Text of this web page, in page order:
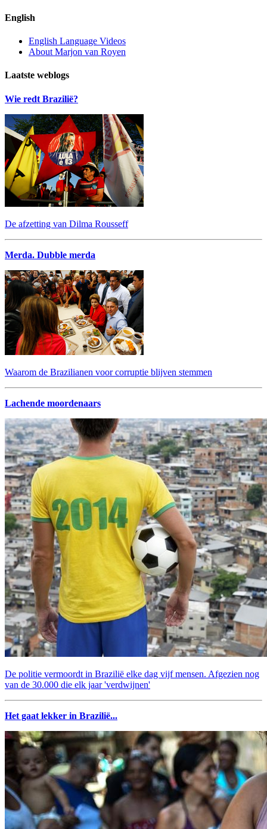
English
English Language Videos
About Marjon van Royen
Laatste weblogs
Wie redt Brazilië?
De afzetting van Dilma Rousseff
Merda. Dubble merda
Waarom de Brazilianen voor corruptie blijven stemmen
Lachende moordenaars
De politie vermoordt in Brazilië elke dag vijf mensen. Afgezien nog
van de 30.000 die elk jaar 'verdwijnen'
Het gaat lekker in Brazilië...